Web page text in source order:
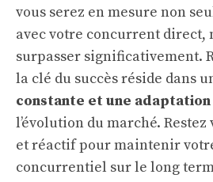
vous serez en mesure non
avec votre concurrent direct,
surpasser significativement.
la clé du succès réside dans
constante et une
l’évolution du marché.
et réactif pour maintenir
concurrentiel sur le long